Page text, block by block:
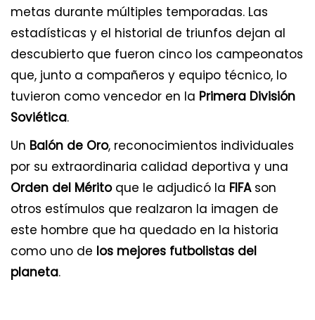
metas durante múltiples temporadas. Las
estadísticas y el historial de triunfos dejan al
descubierto que fueron cinco los campeonatos
que, junto a compañeros y equipo técnico, lo
tuvieron como vencedor en la Primera División
Soviética.
Un Balón de Oro, reconocimientos individuales
por su extraordinaria calidad deportiva y una
Orden del Méritoque le adjudicó la FIFAson
otros estímulos que realzaron la imagen de
este hombre que ha quedado en la historia
como uno de los mejores futbolistas del
planeta.